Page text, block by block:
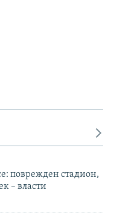
поврежден стадион,
– власти